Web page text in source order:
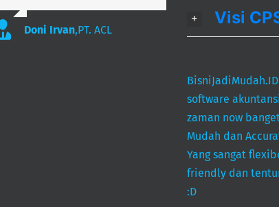
Doni Irvan,PT. ACL
Visi
software
zaman now
Mudah dan
Yang sangat
friendly dan
:D